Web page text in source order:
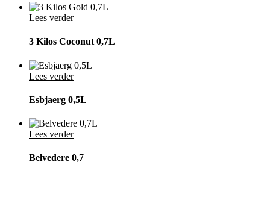
Lees verder
3 Kilos Coconut 0,7L
Lees verder
Esbjaerg 0,5L
Lees verder
Belvedere 0,7